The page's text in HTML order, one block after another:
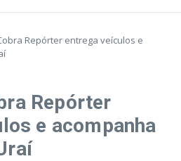
Repórter entrega veículos e
Repórter
e acompanha